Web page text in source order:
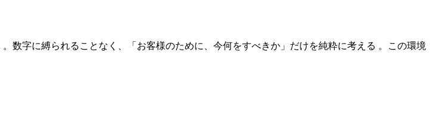
数字に縛られることなく、「お客様のために、今何をすべきか」だけを純粋に考える 。この環境